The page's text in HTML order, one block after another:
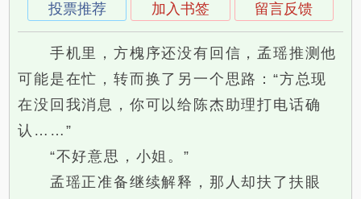
投票推荐 加入书签 留言反馈
手机里，方槐序还没有回信，孟瑶推测他
可能是在忙，转而换了另一个思路：“方总现
在没回我消息，你可以给陈杰助理打电话确
认……”
“不好意思，小姐。”
孟瑶正准备继续解释，那人却扶了扶眼